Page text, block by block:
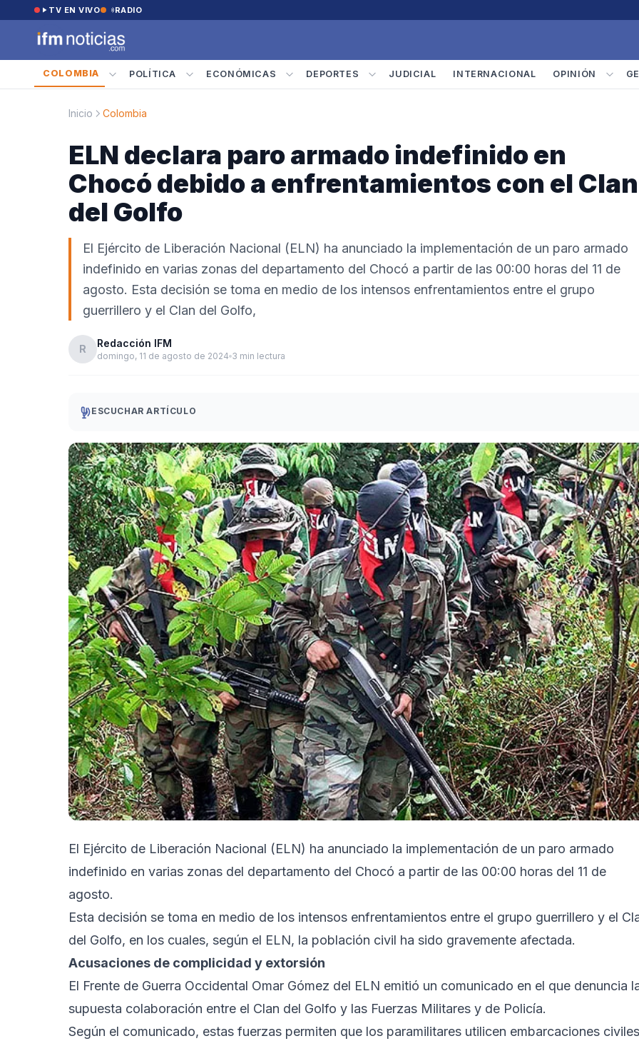
Saltar al contenido
TV EN VIVO RADIO
COLOMBIA POLÍTICA ECONÓMICAS DEPORTES JUDICIAL INTERNACIONAL OPINIÓN
Inicio Colombia
ELN declara paro armado indefinido en
Chocó debido a enfrentamientos con el Clan
del Golfo
El Ejército de Liberación Nacional (ELN) ha anunciado la implementación de un paro armado
indefinido en varias zonas del departamento del Chocó a partir de las 00:00 horas del 11 de
agosto. Esta decisión se toma en medio de los intensos enfrentamientos entre el grupo
guerrillero y el Clan del Golfo,
R Redacción IFM
domingo, 11 de agosto de 2024 3 min lectura
ESCUCHAR ARTÍCULO
El Ejército de Liberación Nacional (ELN) ha anunciado la implementación de un paro armado
indefinido en varias zonas del departamento del Chocó a partir de las 00:00 horas del 11 de
agosto.
Esta decisión se toma en medio de los intensos enfrentamientos entre el grupo guerrillero y el
del Golfo, en los cuales, según el ELN, la población civil ha sido gravemente afectada.
Acusaciones de complicidad y extorsión
El Frente de Guerra Occidental Omar Gómez del ELN emitió un comunicado en el que denuncia
supuesta colaboración entre el Clan del Golfo y las Fuerzas Militares y de Policía.
Según el comunicado, estas fuerzas permiten que los paramilitares utilicen embarcaciones civiles